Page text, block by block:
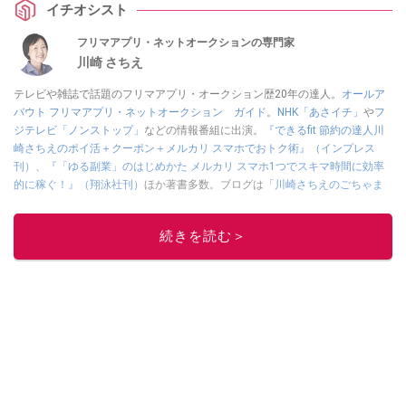
イチオシスト
フリマアプリ・ネットオークションの専門家
川崎 さちえ
テレビや雑誌で話題のフリマアプリ・オークション歴20年の達人。 オールア
バウト フリマアプリ・ネットオークション ガイド。 NHK「あさイチ」 やフ
ジテレビ「ノンストップ」 などの情報番組に出演。
『できるfit 節約の達人川
崎さちえのポイ活＋クーポン＋メルカリ スマホでおトク術』（インプレス
刊） 、
『「ゆる副業」のはじめかた メルカリ スマホ1つでスキマ時間に効率
的に稼ぐ！』（翔泳社刊） ほか著書多数。ブログは 「川崎さちえのごちゃま
■経歴：2003年、夫が子育てをするために、突然会社を辞める。翌月からの
給料が０円になり、家にいながら、しかも空いた時間でできるオークション
に目をつける。しかし、取引の仕方がわからずに、まずは落札者として参
続きを読む＞